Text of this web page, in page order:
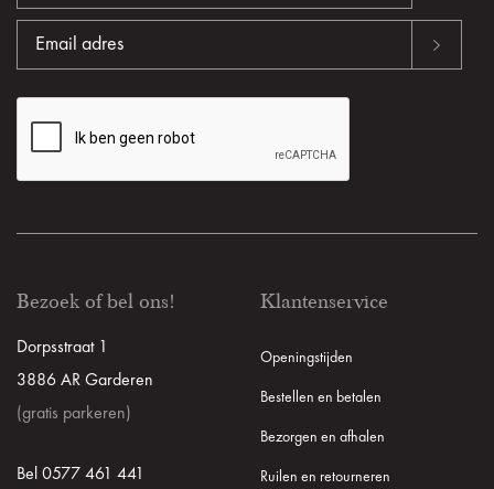
Bezoek of bel ons!
Dorpsstraat 1
3886 AR Garderen
(gratis parkeren)
Bel 0577 461 441
Klantenservice
Openingstijden
Bestellen en betalen
Bezorgen en afhalen
Ruilen en retourneren